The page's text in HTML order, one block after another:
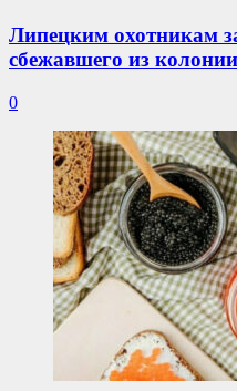
Липецким охотникам
сбежавшего из
0